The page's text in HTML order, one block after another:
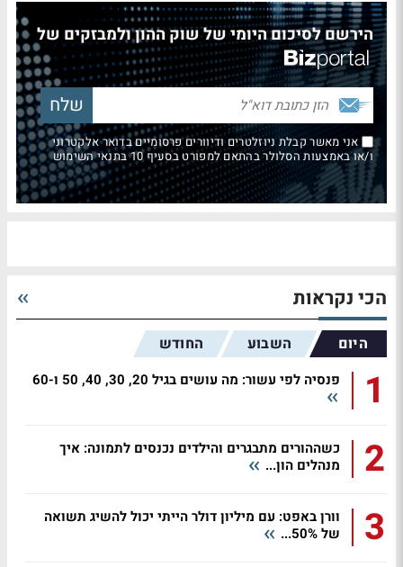
הירשם לסיכום היומי של שוק ההון ולמבזקים של
אני מאשר קבלת ניוזלטרים ודיוורים פרסומיים בדואר אלקטרוני
ו/או באמצעות הסלולר בהתאם למפורט בסעיף 10 בתנאי השימוש
הכי נקראות
היום השבוע החודש
1 פנסיה לפי עשור: מה עושים בגיל 20, 30, 40, 50 ו-60
2
כשההורים מתבגרים והילדים נכנסים לתמונה: איך
מנהלים הון...
3
וורן באפט: עם מיליון דולר הייתי יכול להשיג תשואה
של 50%...